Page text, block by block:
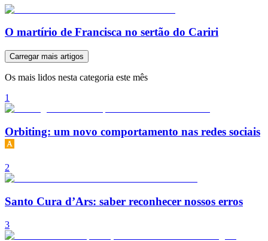
O martírio de Francisca no sertão do Cariri
Carregar mais artigos
Os mais lidos nesta categoria este mês
1
Orbiting: um novo comportamento nas redes sociais
2
Santo Cura d’Ars: saber reconhecer nossos erros
3